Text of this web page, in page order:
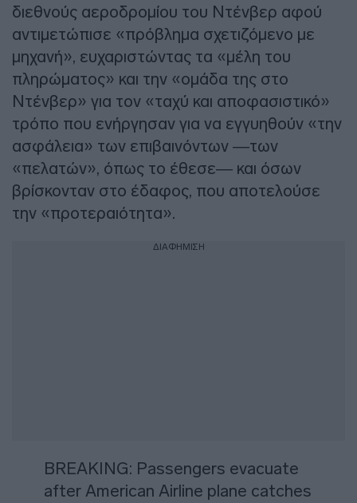
διεθνούς αεροδρομίου του Ντένβερ αφού
αντιμετώπισε «πρόβλημα σχετιζόμενο με
μηχανή», ευχαριστώντας τα «μέλη του
πληρώματος» και την «ομάδα της στο
Ντένβερ» για τον «ταχύ και αποφασιστικό»
τρόπο που ενήργησαν για να εγγυηθούν «την
ασφάλεια» των επιβαινόντων —των
«πελατών», όπως το έθεσε— και όσων
βρίσκονταν στο έδαφος, που αποτελούσε
την «προτεραιότητα».
ΔΙΑΦΗΜΙΣΗ
BREAKING: Passengers evacuate
after American Airline plane catches